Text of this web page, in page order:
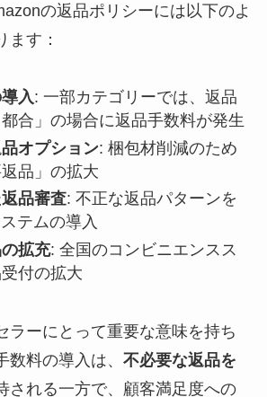
の返品ポリシーには以下のよ
ます：
入: 一部カテゴリーでは、返品
合」の場合に返品手数料が発生
オプション: 梱包材削減のため
品」の拡大
品審査: 不正な返品パターンを
テムの導入
拡充: 全国のコンビニエンスス
付の拡大
ラーにとって重要な意味を持ち
数料の導入は、 不必要な返品を
される一方で、顧客満足度への